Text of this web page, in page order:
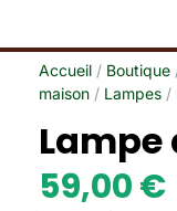
Accueil / Boutique
maison / Lampes /
59,00€